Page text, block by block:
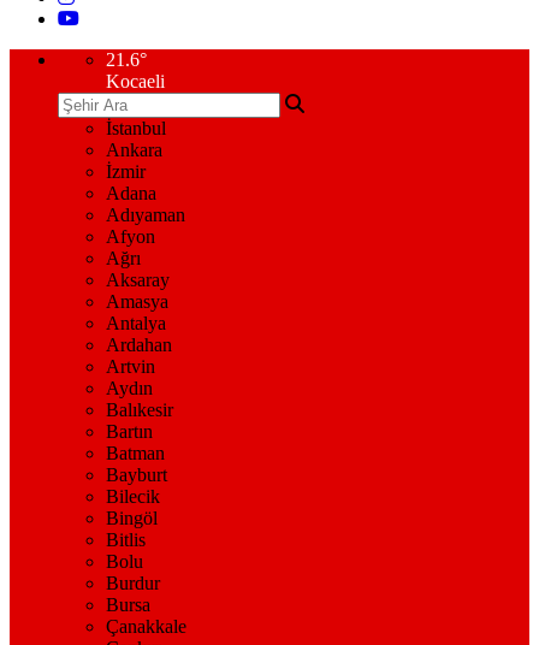
21.6°
Kocaeli
İstanbul
Ankara
İzmir
Adana
Adıyaman
Afyon
Ağrı
Aksaray
Amasya
Antalya
Ardahan
Artvin
Aydın
Balıkesir
Bartın
Batman
Bayburt
Bilecik
Bingöl
Bitlis
Bolu
Burdur
Bursa
Çanakkale